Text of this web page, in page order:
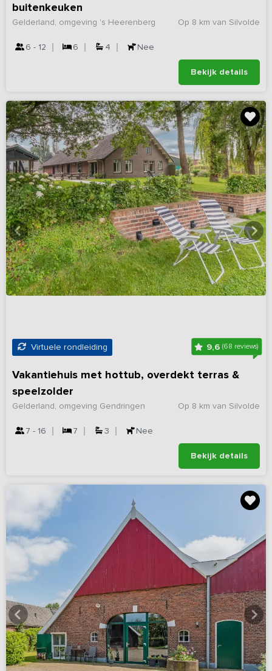
buitenkeuken
Op 8 km van Silvolde
Gelderland, omgeving 's Heerenberg
6 - 12 6 4 Nee
Bekijk details
Virtuele rondleiding 9,6 (68 reviews)
Vakantiehuis met hottub, overdekt terras &
speelzolder
Op 8 km van Silvolde
Gelderland, omgeving Gendringen
7 - 16 7 3 Nee
Bekijk details